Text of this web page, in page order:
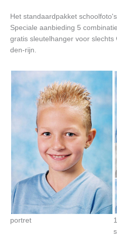
Het standaardpakket schoolfoto's
Speciale aanbieding 5
gratis sleutelhanger voor
den-rijn.
portret